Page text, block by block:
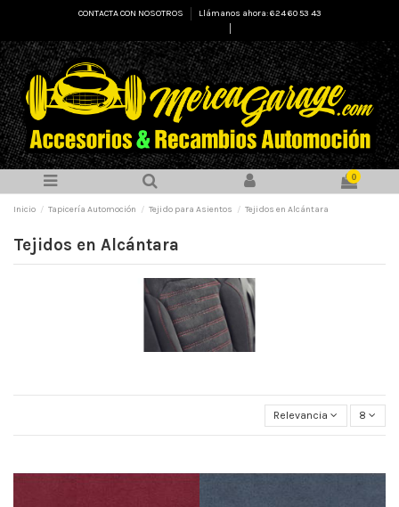
CONTACTA CON NOSOTROS
Llámanos ahora: 624 60 53 43
0
Inicio Tapicería Automoción Tejido para Asientos Tejidos en Alcántara
Tejidos en Alcántara
Relevancia 8